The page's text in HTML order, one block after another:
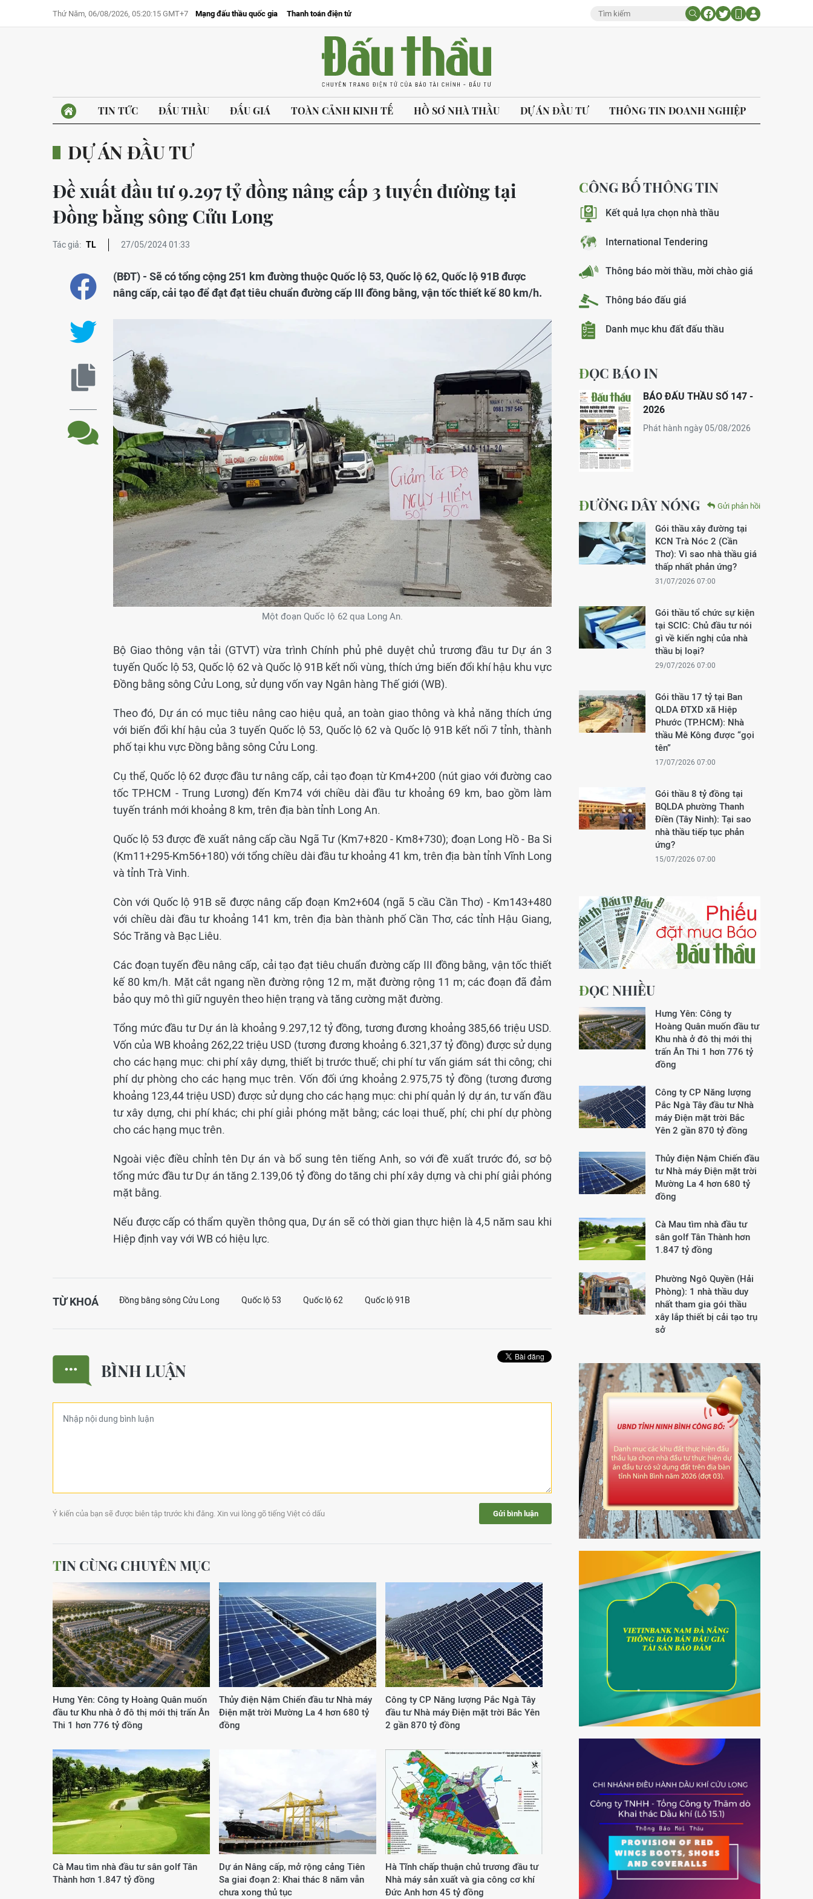
Thứ Năm, 06/08/2026, 05:20:15 GMT+7 Mạng đấu thầu quốc gia Thanh toán điện tử
TIN TỨC ĐẤU THẦU ĐẤU GIÁ TOÀN CẢNH KINH TẾ HỒ SƠ NHÀ THẦU DỰ ÁN ĐẦU TƯ THÔNG TIN DOANH NGHIỆP
DỰ ÁN ĐẦU TƯ
Đề xuất đầu tư 9.297 tỷ đồng nâng cấp 3 tuyến đường tại
Đồng bằng sông Cửu Long
Tác giả: TL 27/05/2024 01:33
(BĐT) - Sẽ có tổng cộng 251 km đường thuộc Quốc lộ 53, Quốc lộ 62, Quốc lộ 91B được
nâng cấp, cải tạo để đạt đạt tiêu chuẩn đường cấp III đồng bằng, vận tốc thiết kế 80 km/h.
Một đoạn Quốc lộ 62 qua Long An.
Bộ Giao thông vận tải (GTVT) vừa trình Chính phủ phê duyệt chủ trương đầu tư Dự án 3
tuyến Quốc lộ 53, Quốc lộ 62 và Quốc lộ 91B kết nối vùng, thích ứng biến đổi khí hậu khu vực
Đồng bằng sông Cửu Long, sử dụng vốn vay Ngân hàng Thế giới (WB).
Theo đó, Dự án có mục tiêu nâng cao hiệu quả, an toàn giao thông và khả năng thích ứng
với biến đổi khí hậu của 3 tuyến Quốc lộ 53, Quốc lộ 62 và Quốc lộ 91B kết nối 7 tỉnh, thành
phố tại khu vực Đồng bằng sông Cửu Long.
Cụ thể, Quốc lộ 62 được đầu tư nâng cấp, cải tạo đoạn từ Km4+200 (nút giao với đường cao
tốc TP.HCM - Trung Lương) đến Km74 với chiều dài đầu tư khoảng 69 km, bao gồm làm
tuyến tránh mới khoảng 8 km, trên địa bàn tỉnh Long An.
Quốc lộ 53 được đề xuất nâng cấp cầu Ngã Tư (Km7+820 - Km8+730); đoạn Long Hồ - Ba Si
(Km11+295-Km56+180) với tổng chiều dài đầu tư khoảng 41 km, trên địa bàn tỉnh Vĩnh Long
và tỉnh Trà Vinh.
Còn với Quốc lộ 91B sẽ được nâng cấp đoạn Km2+604 (ngã 5 cầu Cần Thơ) - Km143+480
với chiều dài đầu tư khoảng 141 km, trên địa bàn thành phố Cần Thơ, các tỉnh Hậu Giang,
Sóc Trăng và Bạc Liêu.
Các đoạn tuyến đều nâng cấp, cải tạo đạt tiêu chuẩn đường cấp III đồng bằng, vận tốc thiết
kế 80 km/h. Mặt cắt ngang nền đường rộng 12 m, mặt đường rộng 11 m; các đoạn đã đảm
bảo quy mô thì giữ nguyên theo hiện trạng và tăng cường mặt đường.
Tổng mức đầu tư Dự án là khoảng 9.297,12 tỷ đồng, tương đương khoảng 385,66 triệu USD.
Vốn của WB khoảng 262,22 triệu USD (tương đương khoảng 6.321,37 tỷ đồng) được sử dụng
cho các hạng mục: chi phí xây dựng, thiết bị trước thuế; chi phí tư vấn giám sát thi công; chi
phí dự phòng cho các hạng mục trên. Vốn đối ứng khoảng 2.975,75 tỷ đồng (tương đương
khoảng 123,44 triệu USD) được sử dụng cho các hạng mục: chi phí quản lý dự án, tư vấn đầu
tư xây dựng, chi phí khác; chi phí giải phóng mặt bằng; các loại thuế, phí; chi phí dự phòng
cho các hạng mục trên.
Ngoài việc điều chỉnh tên Dự án và bổ sung tên tiếng Anh, so với đề xuất trước đó, sơ bộ
tổng mức đầu tư Dự án tăng 2.139,06 tỷ đồng do tăng chi phí xây dựng và chi phí giải phóng
mặt bằng.
Nếu được cấp có thẩm quyền thông qua, Dự án sẽ có thời gian thực hiện là 4,5 năm sau khi
Hiệp định vay với WB có hiệu lực.
TỪ KHOÁ Đồng bằng sông Cửu Long Quốc lộ 53 Quốc lộ 62 Quốc lộ 91B
BÌNH LUẬN
Ý kiến của bạn sẽ được biên tập trước khi đăng. Xin vui lòng gõ tiếng Việt có dấu Gửi bình luận
TIN CÙNG CHUYÊN MỤC
Hưng Yên: Công ty Hoàng Quân muốn
đầu tư Khu nhà ở đô thị mới thị trấn Ân
Thi 1 hơn 776 tỷ đồng
Thủy điện Nậm Chiến đầu tư Nhà máy
Điện mặt trời Mường La 4 hơn 680 tỷ
đồng
Công ty CP Năng lượng Pắc Ngà Tây
đầu tư Nhà máy Điện mặt trời Bắc Yên
2 gần 870 tỷ đồng
Cà Mau tìm nhà đầu tư sân golf Tân
Thành hơn 1.847 tỷ đồng
Dự án Nâng cấp, mở rộng cảng Tiên
Sa giai đoạn 2: Khai thác 8 năm vẫn
chưa xong thủ tục
Hà Tĩnh chấp thuận chủ trương đầu tư
Nhà máy sản xuất và gia công cơ khí
Đức Anh hơn 45 tỷ đồng
CÔNG BỐ THÔNG TIN
Kết quả lựa chọn nhà thầu
International Tendering
Thông báo mời thầu, mời chào giá
Thông báo đấu giá
Danh mục khu đất đấu thầu
ĐỌC BÁO IN
BÁO ĐẤU THẦU SỐ 147 -
2026
Phát hành ngày 05/08/2026
ĐƯỜNG DÂY NÓNG Gửi phản hồi
Gói thầu xây đường tại
KCN Trà Nóc 2 (Cần
Thơ): Vì sao nhà thầu giá
thấp nhất phản ứng?
31/07/2026 07:00
Gói thầu tổ chức sự kiện
tại SCIC: Chủ đầu tư nói
gì về kiến nghị của nhà
thầu bị loại?
29/07/2026 07:00
Gói thầu 17 tỷ tại Ban
QLDA ĐTXD xã Hiệp
Phước (TP.HCM): Nhà
thầu Mê Kông được “gọi
tên”
17/07/2026 07:00
Gói thầu 8 tỷ đồng tại
BQLDA phường Thanh
Điền (Tây Ninh): Tại sao
nhà thầu tiếp tục phản
ứng?
15/07/2026 07:00
ĐỌC NHIỀU
Hưng Yên: Công ty
Hoàng Quân muốn đầu tư
Khu nhà ở đô thị mới thị
trấn Ân Thi 1 hơn 776 tỷ
đồng
Công ty CP Năng lượng
Pắc Ngà Tây đầu tư Nhà
máy Điện mặt trời Bắc
Yên 2 gần 870 tỷ đồng
Thủy điện Nậm Chiến đầu
tư Nhà máy Điện mặt trời
Mường La 4 hơn 680 tỷ
đồng
Cà Mau tìm nhà đầu tư
sân golf Tân Thành hơn
1.847 tỷ đồng
Phường Ngô Quyền (Hải
Phòng): 1 nhà thầu duy
nhất tham gia gói thầu
xây lắp thiết bị cải tạo trụ
sở